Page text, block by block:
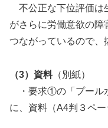
不公正な下位評価は
がさらに労働意欲の障
つながっているので、
（3）資料（別紙）
・要求①の「プール
に、資料（A4判３ペー